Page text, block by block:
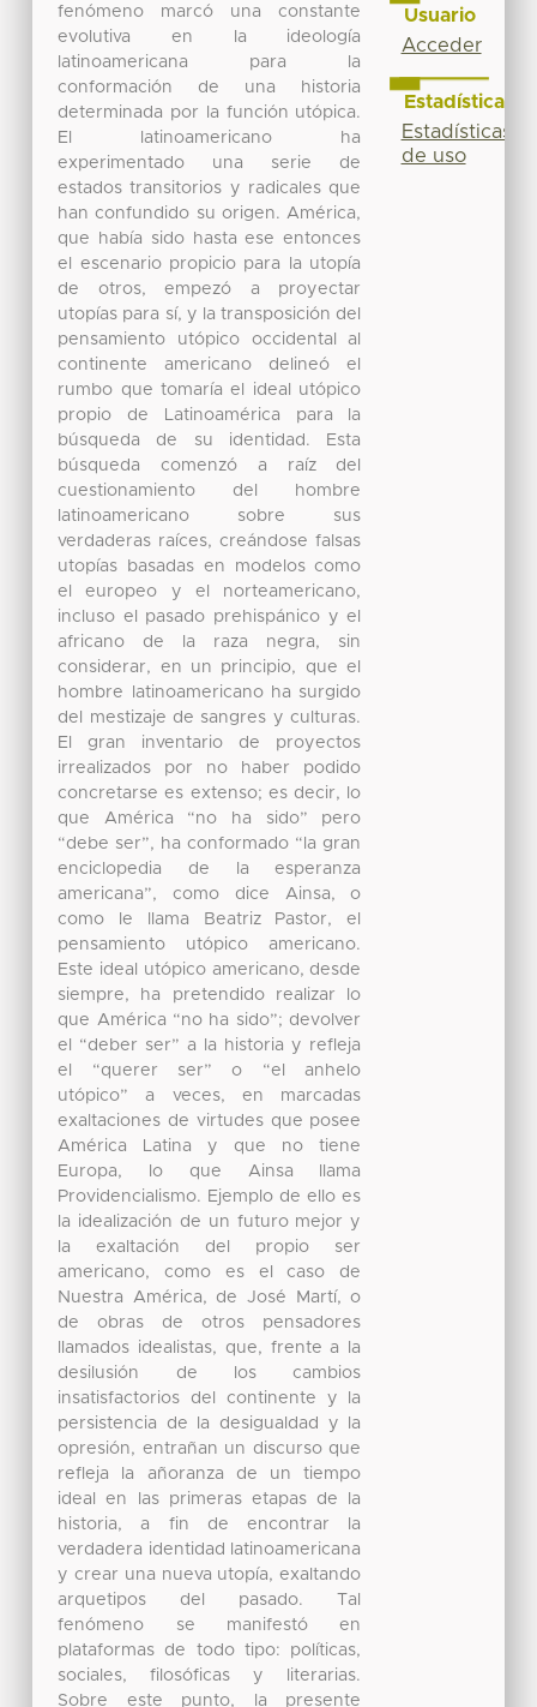
fenómeno marcó una constante
evolutiva en la ideología
latinoamericana para la
conformación de una historia
determinada por la función utópica.
El latinoamericano ha
experimentado una serie de
estados transitorios y radicales que
han confundido su origen. América,
que había sido hasta ese entonces
el escenario propicio para la utopía
de otros, empezó a proyectar
utopías para sí, y la transposición del
pensamiento utópico occidental al
continente americano delineó el
rumbo que tomaría el ideal utópico
propio de Latinoamérica para la
búsqueda de su identidad. Esta
búsqueda comenzó a raíz del
cuestionamiento del hombre
latinoamericano sobre sus
verdaderas raíces, creándose falsas
utopías basadas en modelos como
el europeo y el norteamericano,
incluso el pasado prehispánico y el
africano de la raza negra, sin
considerar, en un principio, que el
hombre latinoamericano ha surgido
del mestizaje de sangres y culturas.
El gran inventario de proyectos
irrealizados por no haber podido
concretarse es extenso; es decir, lo
que América “no ha sido” pero
“debe ser”, ha conformado “la gran
enciclopedia de la esperanza
americana”, como dice Ainsa, o
como le llama Beatriz Pastor, el
pensamiento utópico americano.
Este ideal utópico americano, desde
siempre, ha pretendido realizar lo
que América “no ha sido”; devolver
el “deber ser” a la historia y refleja
el “querer ser” o “el anhelo
utópico” a veces, en marcadas
exaltaciones de virtudes que posee
América Latina y que no tiene
Europa, lo que Ainsa llama
Providencialismo. Ejemplo de ello es
la idealización de un futuro mejor y
la exaltación del propio ser
americano, como es el caso de
Nuestra América, de José Martí, o
de obras de otros pensadores
llamados idealistas, que, frente a la
desilusión de los cambios
insatisfactorios del continente y la
persistencia de la desigualdad y la
opresión, entrañan un discurso que
refleja la añoranza de un tiempo
ideal en las primeras etapas de la
historia, a fin de encontrar la
verdadera identidad latinoamericana
y crear una nueva utopía, exaltando
arquetipos del pasado. Tal
fenómeno se manifestó en
plataformas de todo tipo: políticas,
sociales, filosóficas y literarias.
Sobre este punto, la presente
Usuario
Acceder
Estadísticas
Estadísticas
de uso